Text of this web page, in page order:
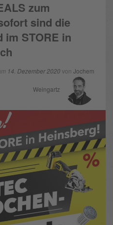
zum
sind die
im STORE in
14. Dezember 2020von Jochem
Weingartz